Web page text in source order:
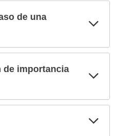
de una
de importancia